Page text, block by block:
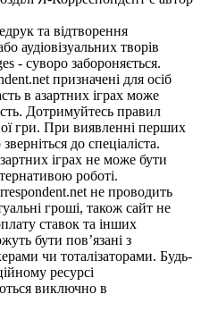
та відтворення
аудіовізуальних творів
- суворо забороняється.
призначені для осіб
в азартних іграх може
Дотримуйтесь правил
гри. При виявленні перших
до спеціаліста.
іграх не може бути
роботі.
не проводить
гроші, також сайт не
ставок та інших
бути пов’язані з
чи тоталізаторами. Будь-
ресурсі
виключно в